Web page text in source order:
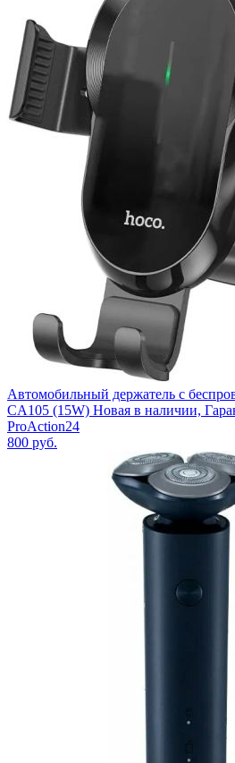
Автомобильный держатель с
CA105 (15W) Новая в наличии,
ProAction24
800 руб.